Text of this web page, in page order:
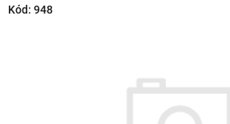
Kód: 948